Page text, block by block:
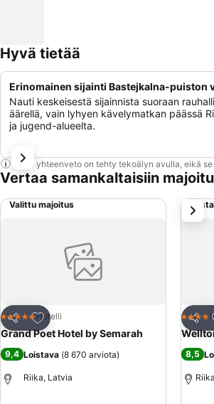
Hyvä tietää
Erinomainen sijainti Bastejkalna-puiston
Nauti keskeisestä sijainnista suoraan
äärellä, vain lyhyen kävelymatkan päässä
ja jugend-alueelta.
Tämä yhteenveto on tehty tekoälyn avulla, eikä
Vertaa samankaltaisiin
Valittu majoitus
Jaa
Lisää suosikkeihin
5 Tähtiluokitus
Hotelli
Grand Poet Hotel by Semarah
9,4 Loistava (8 670 arviota)
Riika, Latvia
Jaa
4
8,5